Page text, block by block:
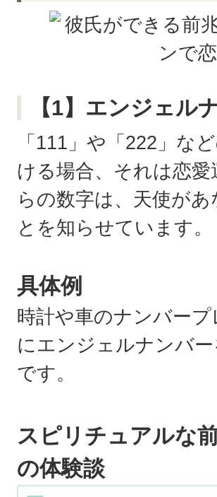
【1】エンジェル
「111」や「222」な
ける場合、それは恋
らの数字は、天使が
とを知らせています。
具体例
時計や車のナンバー
にエンジェルナンバ
です。
スピリチュアルな
の体験談